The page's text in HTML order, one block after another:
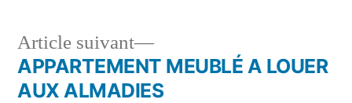
Navigation
Article suivant
Article
suivant :
APPARTEMENT MEUBLÉ A LOUER
AUX ALMADIES